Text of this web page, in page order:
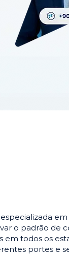
o padrão de
em todos os
portes e